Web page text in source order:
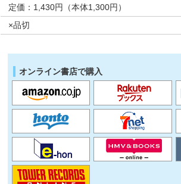
定価：1,430円（本体1,300円）
×品切
オンライン書店で購入